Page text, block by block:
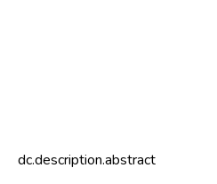
dc.description.abstract